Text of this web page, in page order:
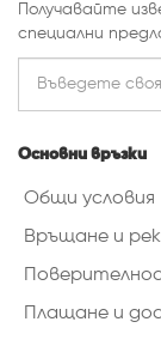
Получавайте
специални
Основни връзки
Общи условия
Връщане и
Плащане и